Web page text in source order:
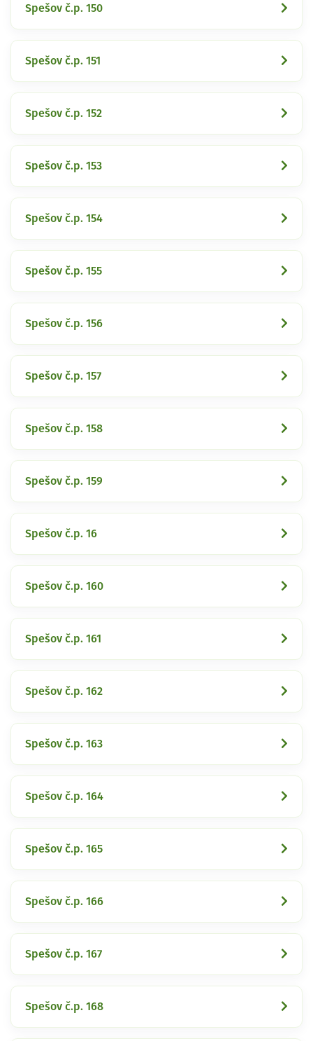
Spešov č.p. 150
Spešov č.p. 151
Spešov č.p. 152
Spešov č.p. 153
Spešov č.p. 154
Spešov č.p. 155
Spešov č.p. 156
Spešov č.p. 157
Spešov č.p. 158
Spešov č.p. 159
Spešov č.p. 16
Spešov č.p. 160
Spešov č.p. 161
Spešov č.p. 162
Spešov č.p. 163
Spešov č.p. 164
Spešov č.p. 165
Spešov č.p. 166
Spešov č.p. 167
Spešov č.p. 168